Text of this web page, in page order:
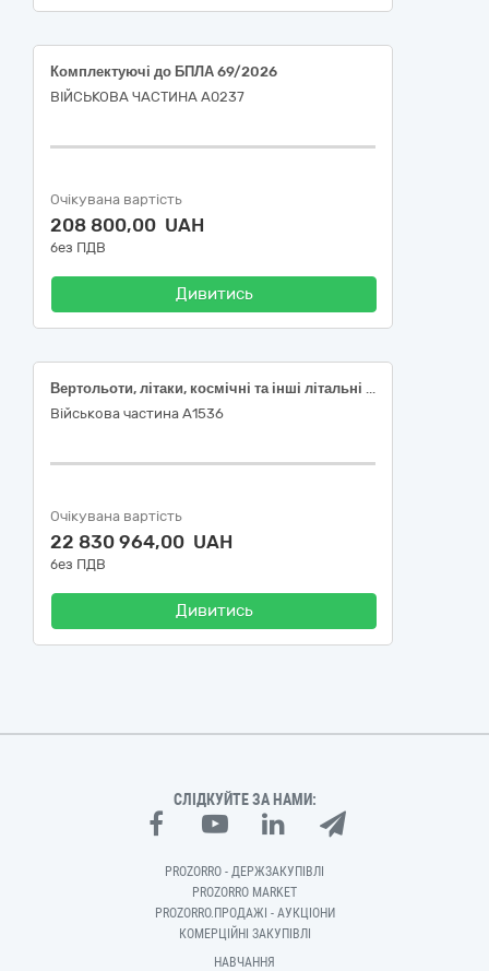
Комплектуючі до БПЛА 69/2026
ВІЙСЬКОВА ЧАСТИНА А0237
Очікувана вартість
208 800,00 UAH
без ПДВ
Дивитись
Вертольоти, літаки, космічні та інші літальні апарати з двигуном
Військова частина А1536
Очікувана вартість
22 830 964,00 UAH
без ПДВ
Дивитись
СЛІДКУЙТЕ ЗА НАМИ:
PROZORRO - ДЕРЖЗАКУПІВЛІ
PROZORRO MARKET
PROZORRO.ПРОДАЖІ - АУКЦІОНИ
КОМЕРЦІЙНІ ЗАКУПІВЛІ
НАВЧАННЯ